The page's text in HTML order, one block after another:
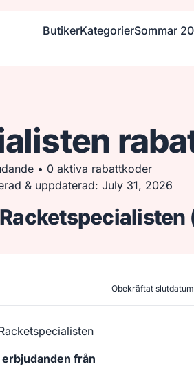
ButikerKategorierSommar
• 0 aktiva rabattkoder
& uppdaterad: July 31, 2026
Obekräftat slutdatum
från